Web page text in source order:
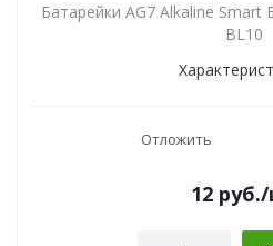
Батарейки AG7 Alkaline Smart
BL10
Отложить
12руб./